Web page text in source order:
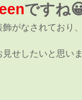
ですね
がなされており
せしたいと思い